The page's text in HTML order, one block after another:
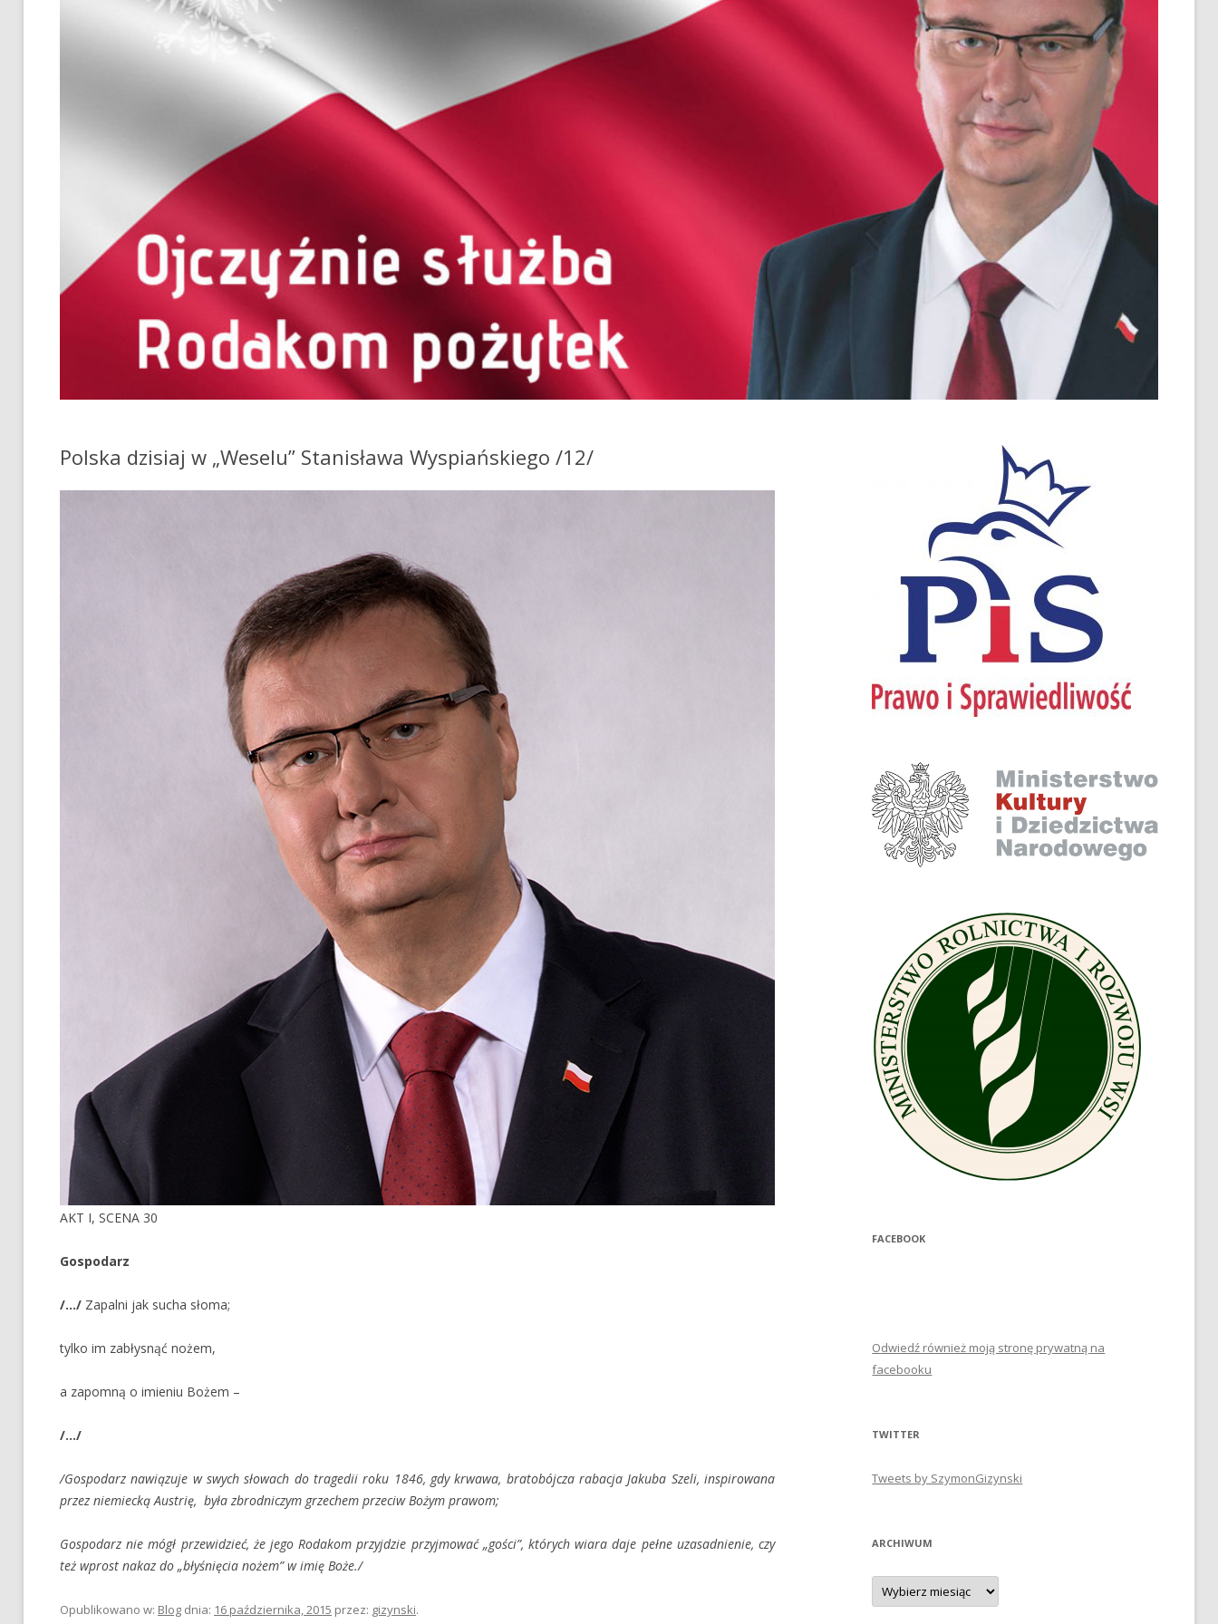
Polska dzisiaj w „Weselu” Stanisława Wyspiańskiego /12/
AKT I, SCENA 30
Gospodarz
/…/ Zapalni jak sucha słoma;
tylko im zabłysnąć nożem,
a zapomną o imieniu Bożem –
/…/
/Gospodarz nawiązuje w swych słowach do tragedii roku 1846, gdy krwawa, bratobójcza rabacja Jakuba Szeli, inspirowana
przez niemiecką Austrię, była zbrodniczym grzechem przeciw Bożym prawom;
Gospodarz nie mógł przewidzieć, że jego Rodakom przyjdzie przyjmować „gości”, których wiara daje pełne uzasadnienie, czy
też wprost nakaz do „błyśnięcia nożem” w imię Boże./
Opublikowano w: Blog dnia: 16 października, 2015 przez: gizynski.
FACEBOOK
Odwiedź również moją stronę prywatną na
facebooku
TWITTER
Tweets by SzymonGizynski
ARCHIWUM
Archiwum